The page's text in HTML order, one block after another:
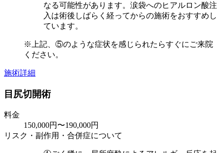
なる可能性があります。涙袋へのヒアルロン酸注
入は術後しばらく経ってからの施術をおすすめし
ています。
※上記、⑤のような症状を感じられたらすぐにご来院
ください。
施術詳細
目尻切開術
料金
150,000円〜190,000円
リスク・副作用・合併症について